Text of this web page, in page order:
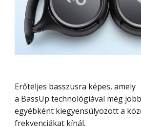
Erőteljes basszusra képes, amely
a BassUp technológiával még
egyébként kiegyensúlyozott a
frekvenciákat kínál.